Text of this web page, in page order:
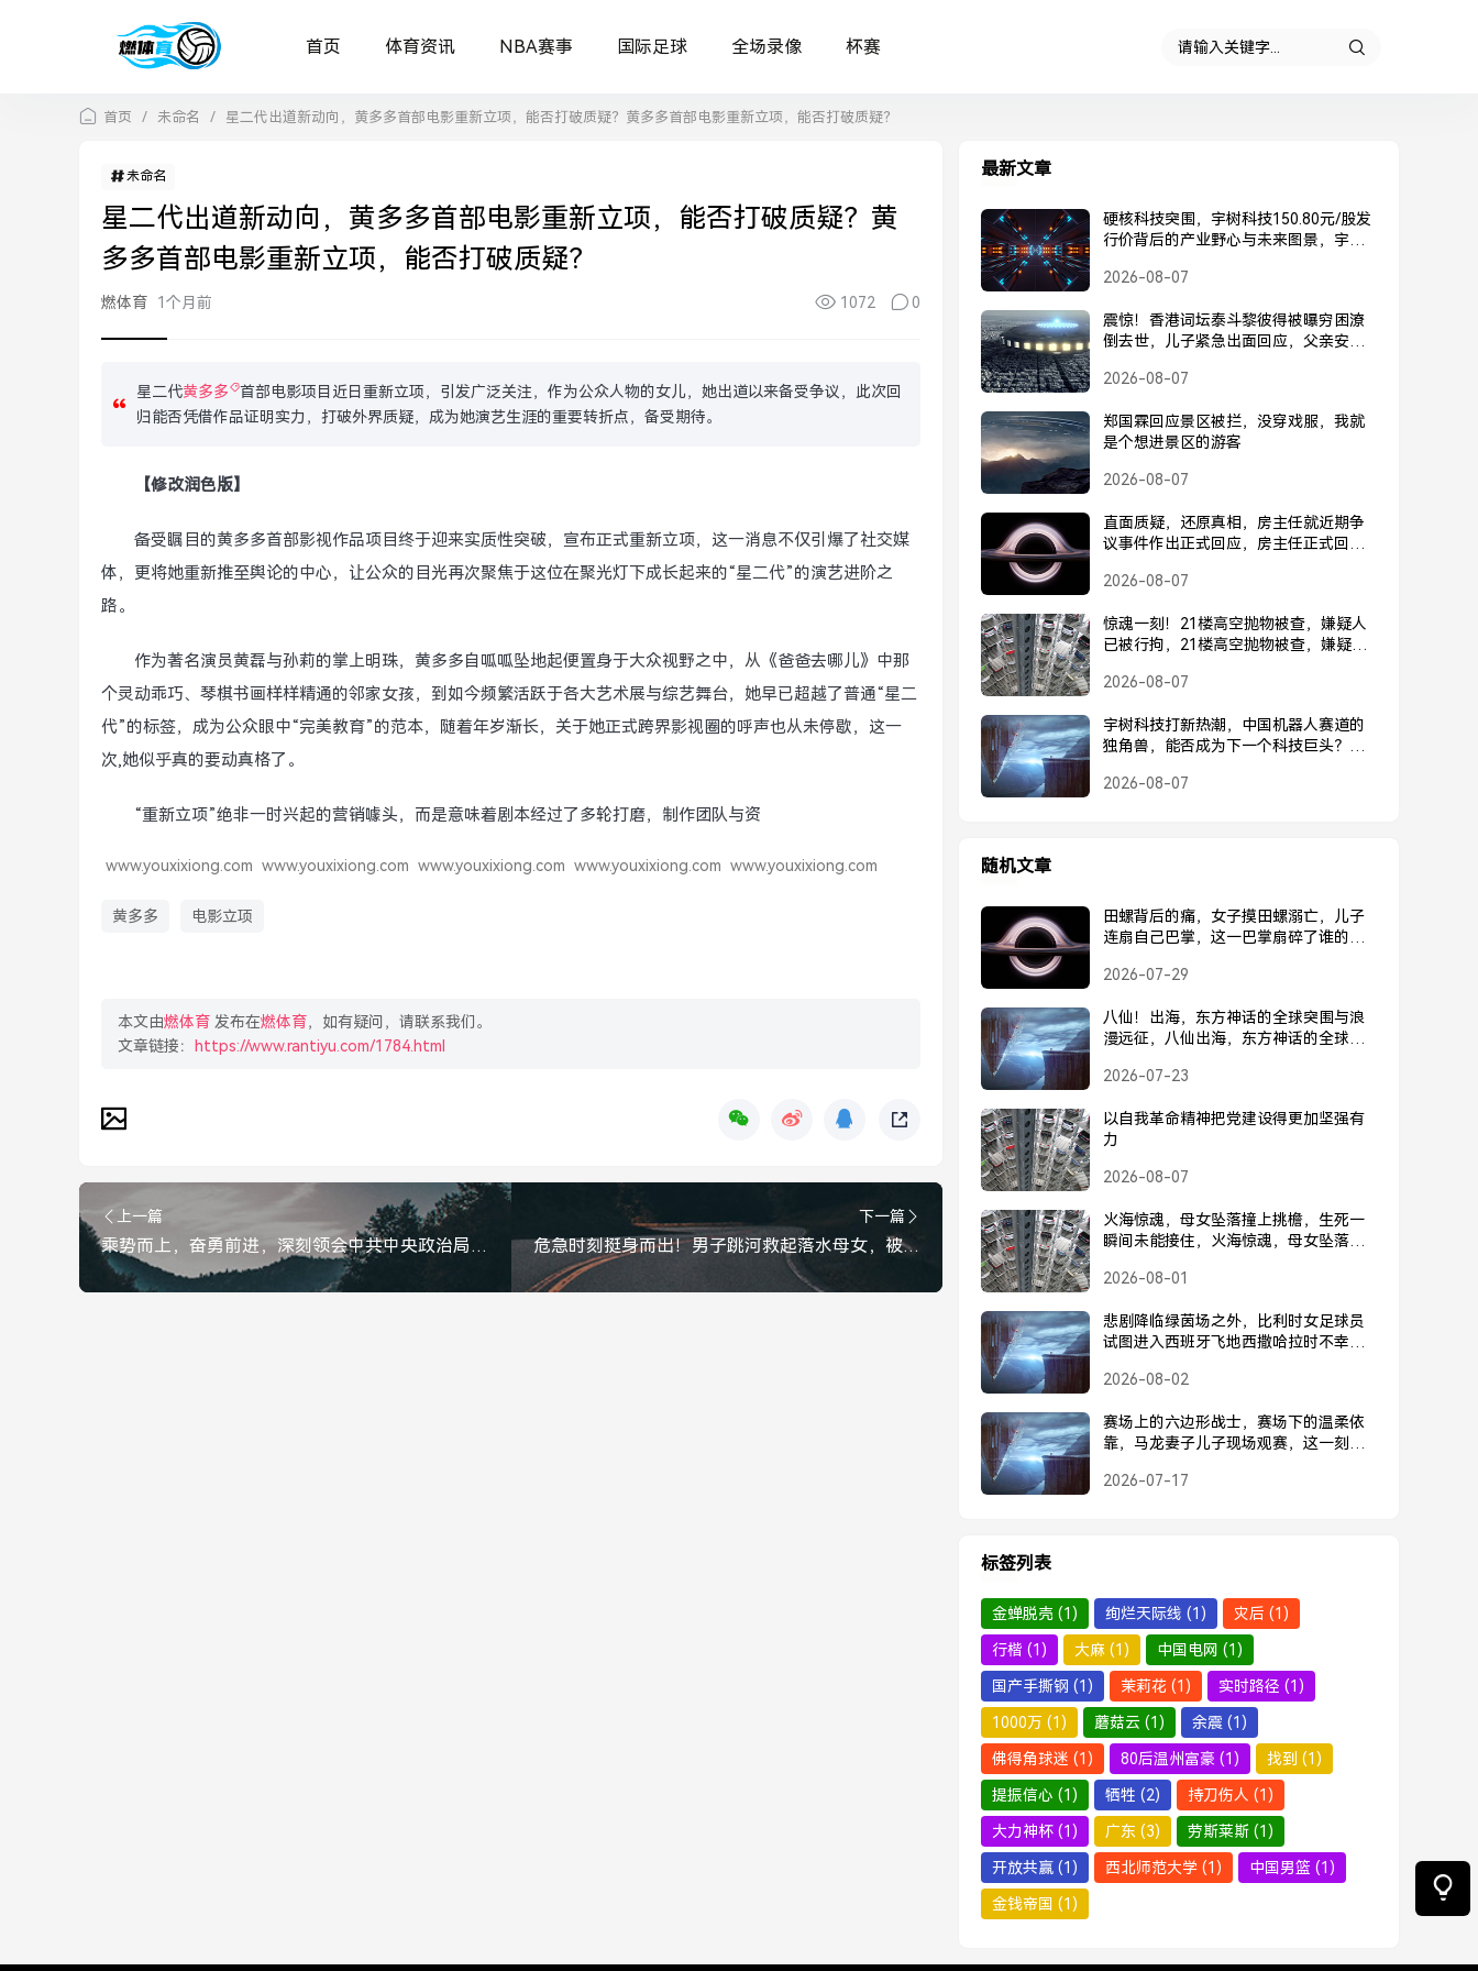
首页 体育资讯 NBA赛事 国际足球 全场录像 杯赛
首页 / 未命名 / 星二代出道新动向，黄多多首部电影重新立项，能否打破质疑？黄多多首部电影重新立项，能否打破质疑？
未命名
星二代出道新动向，黄多多首部电影重新立项，能否打破质疑？黄
多多首部电影重新立项，能否打破质疑？
燃体育 1个月前 1072 0
星二代黄多多
首部电影项目近日重新立项，引发广泛关注，作为公众人物的女儿，她出道以来备受争议，此次回
归能否凭借作品证明实力，打破外界质疑，成为她演艺生涯的重要转折点，备受期待。
【修改润色版】
备受瞩目的黄多多首部影视作品项目终于迎来实质性突破，宣布正式重新立项，这一消息不仅引爆了社交媒
体，更将她重新推至舆论的中心，让公众的目光再次聚焦于这位在聚光灯下成长起来的“星二代”的演艺进阶之
路。
作为著名演员黄磊与孙莉的掌上明珠，黄多多自呱呱坠地起便置身于大众视野之中，从《爸爸去哪儿》中那
个灵动乖巧、琴棋书画样样精通的邻家女孩，到如今频繁活跃于各大艺术展与综艺舞台，她早已超越了普通“星二
代”的标签，成为公众眼中“完美教育”的范本，随着年岁渐长，关于她正式跨界影视圈的呼声也从未停歇，这一
次,她似乎真的要动真格了。
“重新立项”绝非一时兴起的营销噱头，而是意味着剧本经过了多轮打磨，制作团队与资
www.youxixiong.com www.youxixiong.com www.youxixiong.com www.youxixiong.com www.youxixiong.com
黄多多 电影立项
本文由燃体育 发布在燃体育，如有疑问，请联系我们。
文章链接：
https://www.rantiyu.com/1784.html
上一篇
乘势而上，奋勇前进，深刻领会中共中央政治局会议精神，乘势而上，奋勇前进，深刻领会中共中央政治局会议精神
下一篇
危急时刻挺身而出！男子跳河救起落水母女，被认定为见义勇为，男子跳河勇救落水母女，获评见义勇为
最新文章
硬核科技突围，宇树科技150.80元/股发
行价背后的产业野心与未来图景，宇树
背后的产业野心与未来图景
2026-08-07
震惊！香港词坛泰斗黎彼得被曝穷困潦
倒去世，儿子紧急出面回应，父亲安
紧急回应，父亲安好并未离世
2026-08-07
郑国霖回应景区被拦，没穿戏服，我就
是个想进景区的游客
2026-08-07
直面质疑，还原真相，房主任就近期争
议事件作出正式回应，房主任正式回应
2026-08-07
惊魂一刻！21楼高空抛物被查，嫌疑人
已被行拘，21楼高空抛物被查，嫌疑人
2026-08-07
宇树科技打新热潮，中国机器人赛道的
独角兽，能否成为下一个科技巨头？宇
否成为下一个科技巨头？
2026-08-07
随机文章
田螺背后的痛，女子摸田螺溺亡，儿子
连扇自己巴掌，这一巴掌扇碎了谁的
2026-07-29
八仙！出海，东方神话的全球突围与浪
漫远征，八仙出海，东方神话的全球突
2026-07-23
以自我革命精神把党建设得更加坚强有
力
2026-08-07
火海惊魂，母女坠落撞上挑檐，生死一
瞬间未能接住，火海惊魂，母女坠落撞
2026-08-01
悲剧降临绿茵场之外，比利时女足球员
试图进入西班牙飞地西撒哈拉时不幸身
2026-08-02
赛场上的六边形战士，赛场下的温柔依
靠，马龙妻子儿子现场观赛，这一刻爱
靠，马龙妻儿现场观赛，爱意满溢
2026-07-17
标签列表
金蝉脱壳 (1) 绚烂天际线 (1) 灾后 (1)
行楷 (1) 大麻 (1) 中国电网 (1)
国产手撕钢 (1) 茉莉花 (1) 实时路径 (1)
1000万 (1) 蘑菇云 (1) 余震 (1)
佛得角球迷 (1) 80后温州富豪 (1) 找到 (1)
提振信心 (1) 牺牲 (2) 持刀伤人 (1)
大力神杯 (1) 广东 (3) 劳斯莱斯 (1)
开放共赢 (1) 西北师范大学 (1) 中国男篮 (1)
金钱帝国 (1)